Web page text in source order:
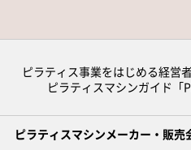
ピラティス事業をはじめる経営
ピラティスマシンガイド「
ピラティスマシンメーカー・販売